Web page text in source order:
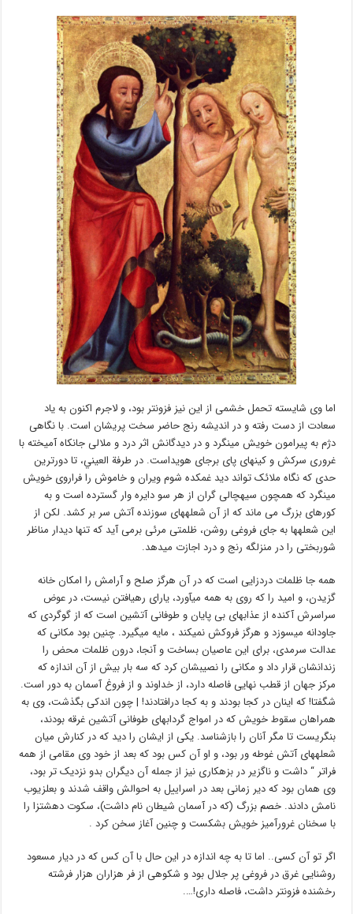
اما وی شایسته تحمل خشمی از این نیز فزونتر بود، و لاجرم اکنون به یاد
سعادت از دست رفته و در اندیشه رنج حاضر سخت پریشان است. با نگاهی
دژم به پیرامون خویش مینگرد و در دیدگانش اثر درد و ملالی جانکاه آمیخته با
غروری سرکش و کینهای پای برجای هویداست. در طرفة العيني، تا دورترین
حدی که نگاه ملائک تواند دید غمکده شوم ویران و خاموش را فراروی خویش
مینگرد که همچون سیهچالی گران از هر سو دایره وار گسترده است و به
کورهای بزرگ می ماند که از آن شعلههای سوزنده آتش سر بر کشد. لكن از
این شعلهها به جای فروغی روشن، ظلمتی مرئی برمی آید که تنها دیدار مناظر
شوربختی را در منزلگه رنج و درد اجازت میدهد.
همه جا ظلمات دردزایی است که در آن هرگز صلح و آرامش را امکان خانه
گزیدن، و امید را که روی به همه میآورد، یارای رهیافتن نیست، در عوض
سراسرش آکنده از عذابهای بی پایان و طوفانی آتشین است که از گوگردی که
جاودانه میسوزد و هرگز فروکش نمیکند ، مایه میگیرد. چنین بود مکانی که
عدالت سرمدی، برای این عاصيان بساخت و آنجا، درون ظلمات محض را
زندانشان قرار داد و مکانی را نصیبشان کرد که سه بار بیش از آن اندازه که
مرکز جهان از قطب نهایی فاصله دارد، از خداوند و از فروغ آسمان به دور است.
شگفتا! که اینان در کجا بودند و به کجا درافتادند! | چون اندکی بگذشت، وی به
همراهان سقوط خویش که در امواج گردابهای طوفانی آتشین غرقه بودند،
بنگریست تا مگر آنان را بازشناسد. یکی از ایشان را دید که در کنارش میان
شعلههای آتش غوطه ور بود، و او آن کس بود که بعد از خود وی مقامی از همه
فراتر “ داشت و ناگزیر در بزهکاری نیز از جمله آن دیگران بدو نزدیک تر بود،
وی همان بود که دیر زمانی بعد در اسراييل به احوالش واقف شدند و بعلزيوب
نامش دادند. خصم بزرگ (که در آسمان شیطان نام داشت)، سکوت دهشتزا را
با سخنان غرورآمیز خویش بشکست و چنین آغاز سخن کرد .
اگر تو آن کسی.. اما تا به چه اندازه در این حال با آن کس که در دیار مسعود
روشنایی غرق در فروغی پر جلال بود و شکوهی از فر هزاران هزار فرشته
رخشنده فزونتر داشت، فاصله داری!….